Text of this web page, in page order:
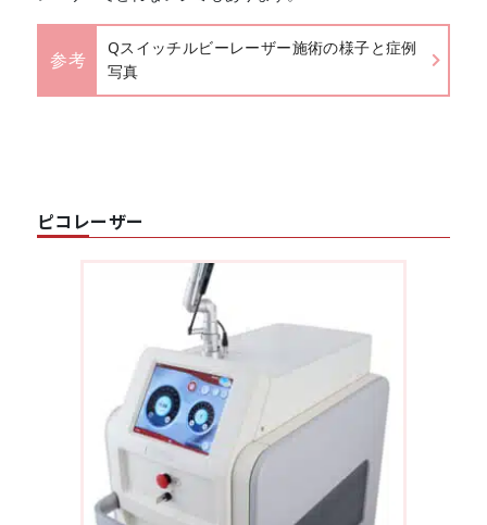
参考
Qスイッチルビーレーザー施術の様子と症例
写真
ピコレーザー